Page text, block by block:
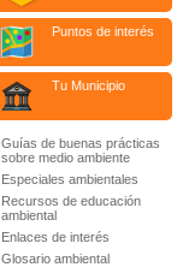
Puntos de interés
Tu Municipio
Guías de buenas prácticas
sobre medio ambiente
Especiales ambientales
Recursos de educación
ambiental
Enlaces de interés
Glosario ambiental